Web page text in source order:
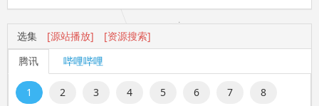
选集 [源站播放]
[资源搜索]
腾讯
哔哩哔哩
1 2 3 4 5 6 7
8